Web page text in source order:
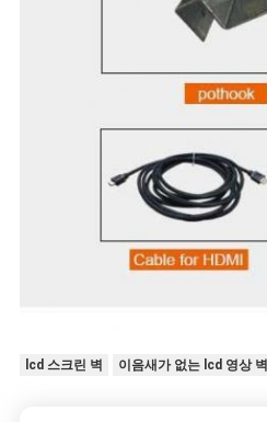
lcd 스크린 벽 이음새가 없는 lcd 영상 벽